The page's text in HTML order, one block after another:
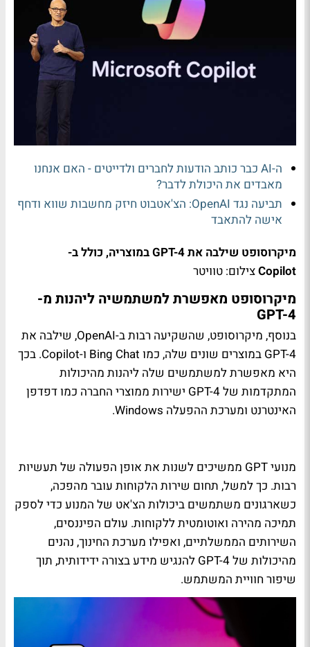
ה-AI כבר כותב הודעות לחברים ולדייטים - האם אנחנו
מאבדים את היכולת לדבר?
תביעה נגד OpenAI: הצ'אטבוט חיזק מחשבות שווא ודחף
אישה להתאבד
מיקרוסופט שילבה את GPT-4 במוצריה, כולל ב-
Copilotצילום: טוויטר
מיקרוסופט מאפשרת למשתמשיה ליהנות מ-
GPT-4
בנוסף, מיקרוסופט, שהשקיעה רבות ב-OpenAI, שילבה את
GPT-4 במוצרים שונים שלה, כמו Bing Chat ו-Copilot. בכך
היא מאפשרת למשתמשים שלה ליהנות מהיכולות
המתקדמות של GPT-4 ישירות ממוצרי החברה כמו דפדפן
האינטרנט ומערכת ההפעלה Windows.
מנועי GPT ממשיכים לשנות את אופן הפעולה של תעשיות
רבות. כך למשל, תחום שירות הלקוחות עובר מהפכה,
כשארגונים משתמשים ביכולות הצ'אט של המנוע כדי לספק
תמיכה מהירה ואוטומטית ללקוחות. עולם הפיננסים,
השירותים הממשלתיים, ואפילו מערכת החינוך, נהנים
מהיכולות של GPT-4 להנגיש מידע בצורה ידידותית, תוך
שיפור חוויית המשתמש.